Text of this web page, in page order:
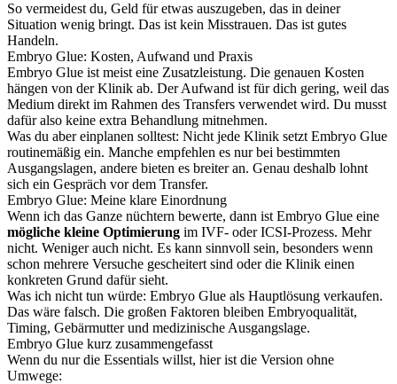
So vermeidest du, Geld für etwas auszugeben, das in deiner
Situation wenig bringt. Das ist kein Misstrauen. Das ist gutes
Handeln.
Embryo Glue: Kosten, Aufwand und Praxis
Embryo Glue ist meist eine Zusatzleistung. Die genauen Kosten
hängen von der Klinik ab. Der Aufwand ist für dich gering, weil das
Medium direkt im Rahmen des Transfers verwendet wird. Du musst
dafür also keine extra Behandlung mitnehmen.
Was du aber einplanen solltest: Nicht jede Klinik setzt Embryo Glue
routinemäßig ein. Manche empfehlen es nur bei bestimmten
Ausgangslagen, andere bieten es breiter an. Genau deshalb lohnt
sich ein Gespräch vor dem Transfer.
Embryo Glue: Meine klare Einordnung
Wenn ich das Ganze nüchtern bewerte, dann ist Embryo Glue eine
mögliche kleine Optimierung im IVF- oder ICSI-Prozess. Mehr
nicht. Weniger auch nicht. Es kann sinnvoll sein, besonders wenn
schon mehrere Versuche gescheitert sind oder die Klinik einen
konkreten Grund dafür sieht.
Was ich nicht tun würde: Embryo Glue als Hauptlösung verkaufen.
Das wäre falsch. Die großen Faktoren bleiben Embryoqualität,
Timing, Gebärmutter und medizinische Ausgangslage.
Embryo Glue kurz zusammengefasst
Wenn du nur die Essentials willst, hier ist die Version ohne
Umwege: